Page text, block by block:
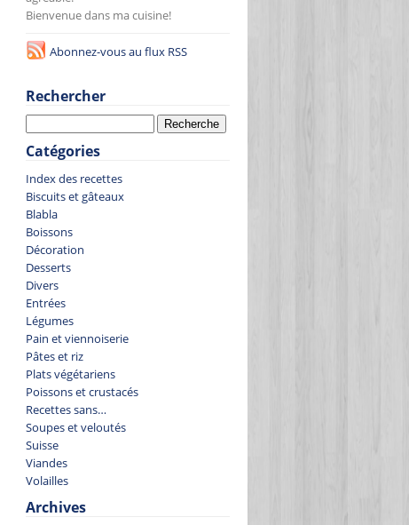
Bienvenue dans ma cuisine!
Abonnez-vous au flux RSS
Rechercher
Catégories
Index des recettes
Biscuits et gâteaux
Blabla
Boissons
Décoration
Desserts
Divers
Entrées
Légumes
Pain et viennoiserie
Pâtes et riz
Plats végétariens
Poissons et crustacés
Recettes sans…
Soupes et veloutés
Suisse
Viandes
Volailles
Archives